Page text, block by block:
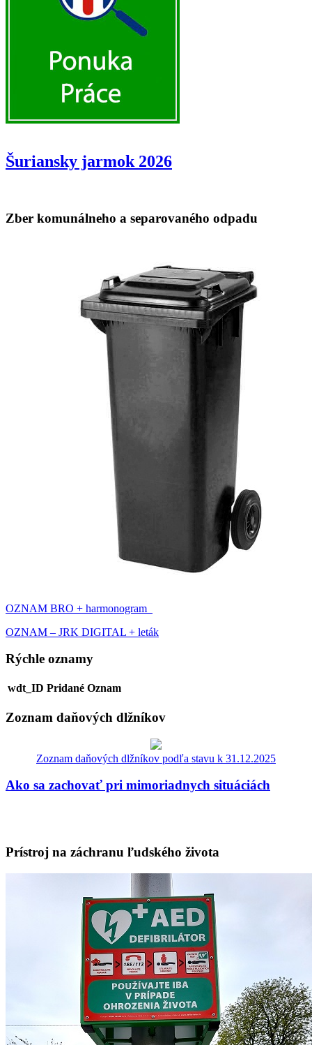
Šuriansky jarmok 2026
Zber komunálneho a separovaného odpadu
OZNAM BRO + harmonogram
OZNAM – JRK DIGITAL + leták
Rýchle oznamy
wdt_ID Pridané Oznam
Zoznam daňových dlžníkov
Zoznam daňových dlžníkov podľa stavu k 31.12.2025
Ako sa zachovať pri mimoriadnych situáciách
Prístroj na záchranu ľudského života